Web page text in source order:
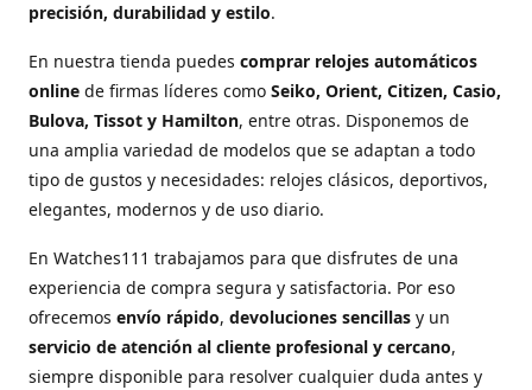
precisión, durabilidad y estilo.
En nuestra tienda puedes comprar relojes automáticos
online de firmas líderes como Seiko, Orient, Citizen, Casio,
Bulova, Tissot y Hamilton, entre otras. Disponemos de
una amplia variedad de modelos que se adaptan a todo
tipo de gustos y necesidades: relojes clásicos, deportivos,
elegantes, modernos y de uso diario.
En Watches111 trabajamos para que disfrutes de una
experiencia de compra segura y satisfactoria. Por eso
ofrecemos envío rápido, devoluciones sencillas y un
servicio de atención al cliente profesional y cercano,
siempre disponible para resolver cualquier duda antes y